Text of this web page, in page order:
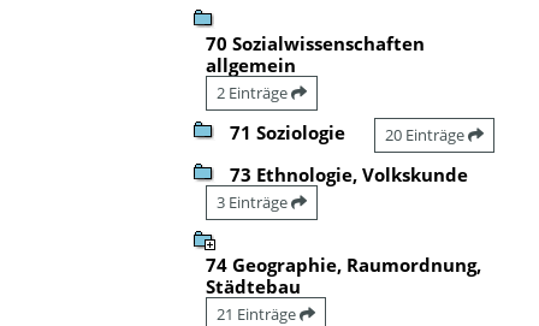
70 Sozialwissenschaften
allgemein
2 Einträge
71 Soziologie 20 Einträge
73 Ethnologie, Volkskunde
3 Einträge
74 Geographie, Raumordnung,
Städtebau
21 Einträge